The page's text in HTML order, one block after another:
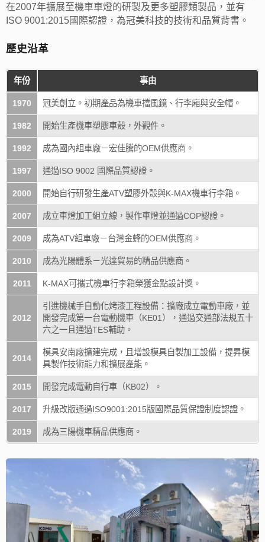
在2007年擴展至機車車燈的研製及更多塑膠類製品，並有
ISO 9001:2015國際認證，為冠美科技的技術和品質背書。
歷史沿革
年份 事由
1970 冠美創立。初期產品為機車擋風鏡、行李廂與安全帽。
1982 開始生產機車塑膠車殼，外觀件。
1992 成為國內組車廠－宏佳騰的OEM供應商。
1997 通過ISO 9002 國際品質認證。
2000 開始自行研發生產ATV塑膠外殼與K-MAX機車行李箱。
2007 成立車燈加工組立線，製作車燈並通過COP認證。
2009 成為ATV組車廠－台灣金蜂的OEM供應商。
2010 成為光陽體系－光達貿易的精品供應商。
2011 K-MAX可攜式機車行李箱榮獲金點設計獎。
2012
引進機械手自動化烤漆工程設備：擴廠成立電動車廠，並
開發完成第一台電動機車（KE01），通過交通部法規五十
六之一且通過TES輔助。
2014
模具安南廠擴建完成，且增設模具自製加工設備，提昇模
具製作技術能力和擴展產能。
2015 開發完成電動自行車（KB02）。
2017 升級改版通過ISO9001:2015版國際品質保證制度認證。
2019 成為三陽機車精品供應商。